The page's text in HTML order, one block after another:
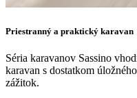
Priestranný a praktický karavan
Séria karavanov Sassino
karavan s dostatkom
zážitok.